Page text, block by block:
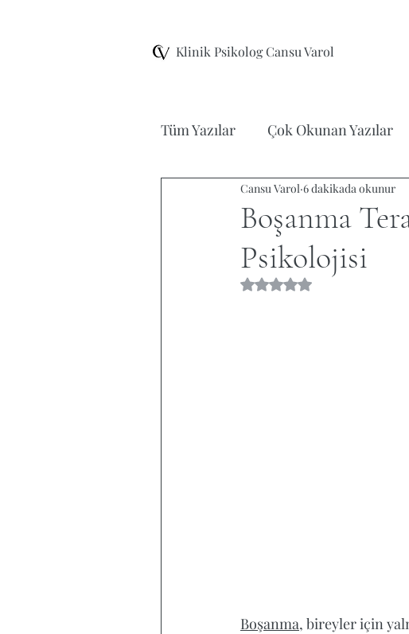
Klinik Psikolog Cansu Varol
Tüm Yazılar Çok Okunan Yazılar
Şema Terapi EMDR Terapisi
Ergen Terapisi Film/Kitap
Boşanma
Psikolojisi
Cansu Varol 6 dakikada okunur
5 üzerinden NaN yıldız
Boşanma, bireyler için